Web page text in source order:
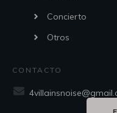
Concierto
Otros
CONTACTO